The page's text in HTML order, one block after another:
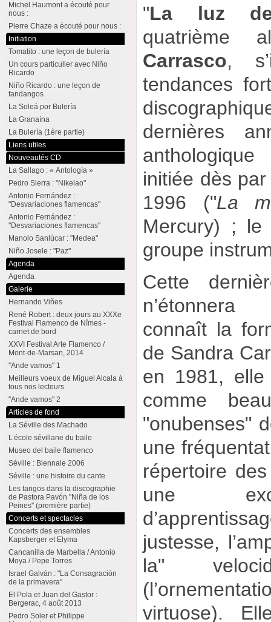
"La luz del
Carrasco,
tendances
dernières
initiée dès
1996 ("La
Mercury) ; le
groupe
Cette
connaît la
de Sandra
en 1981,
comme
"onubenses"
une
répertoire
une
justesse,
la"
virtuose).
Michel Haumont a écouté pour
nous :
Pierre Chaze a écouté pour nous :
Initiation
Tomatito : une leçon de bulería
Un cours particulier avec Niño
Ricardo
Niño Ricardo : une leçon de
fandangos
La Soleá por Bulería
La Granaína
La Bulería (1ère partie)
Liens utiles
Nouveautés CD
La Sallago : « Antología »
Pedro Sierra : "Nikelao"
Antonio Fernández :
"Desvariaciones flamencas"
Antonio Fernández :
"Desvariaciones flamencas"
Manolo Sanlúcar : "Medea"
Niño Josele : "Paz"
Agenda
Agenda
Galerie
Hernando Viñes
René Robert : deux jours au XXXe
Festival Flamenco de Nîmes -
carnet de bord
XXVI Festival Arte Flamenco /
Mont-de-Marsan, 2014
"Ande vamos" 1
Meilleurs voeux de Miguel Alcala à
tous nos lecteurs
"Ande vamos" 2
Articles de fond
La Séville des Machado
L’école sévillane du baile
Museo del baile flamenco
Séville : Biennale 2006
Séville : une histoire du cante
Les tangos dans la discographie
de Pastora Pavón "Niña de los
Peines" (première partie)
Concerts et spectacles
Concerts des ensembles
Kapsberger et Elyma
Cancanilla de Marbella / Antonio
Moya / Pepe Torres
Israel Galván : "La Consagración
de la primavera"
El Pola et Juan del Gastor :
Bergerac, 4 août 2013
Pedro Soler et Philippe